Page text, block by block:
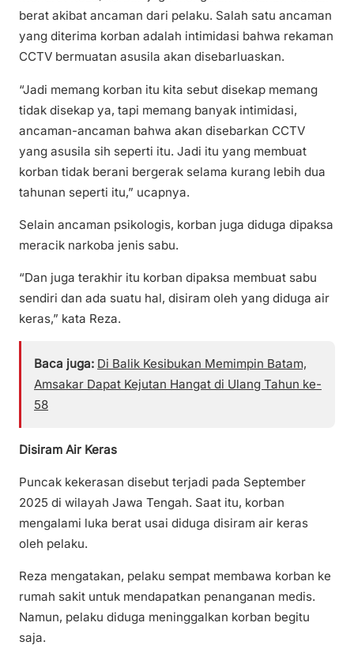
berat akibat ancaman dari pelaku. Salah satu ancaman
yang diterima korban adalah intimidasi bahwa rekaman
CCTV bermuatan asusila akan disebarluaskan.
“Jadi memang korban itu kita sebut disekap memang
tidak disekap ya, tapi memang banyak intimidasi,
ancaman-ancaman bahwa akan disebarkan CCTV
yang asusila sih seperti itu. Jadi itu yang membuat
korban tidak berani bergerak selama kurang lebih dua
tahunan seperti itu,” ucapnya.
Selain ancaman psikologis, korban juga diduga dipaksa
meracik narkoba jenis sabu.
“Dan juga terakhir itu korban dipaksa membuat sabu
sendiri dan ada suatu hal, disiram oleh yang diduga air
keras,” kata Reza.
Baca juga: Di Balik Kesibukan Memimpin Batam,
Amsakar Dapat Kejutan Hangat di Ulang Tahun ke-
58
Disiram Air Keras
Puncak kekerasan disebut terjadi pada September
2025 di wilayah Jawa Tengah. Saat itu, korban
mengalami luka berat usai diduga disiram air keras
oleh pelaku.
Reza mengatakan, pelaku sempat membawa korban ke
rumah sakit untuk mendapatkan penanganan medis.
Namun, pelaku diduga meninggalkan korban begitu
saja.